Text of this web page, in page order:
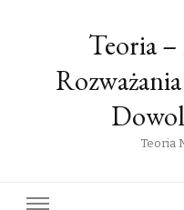
Teoria
Teoria